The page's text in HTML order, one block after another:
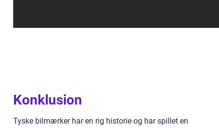
Konklusion
Tyske bilmærker har en rig historie og har spillet en